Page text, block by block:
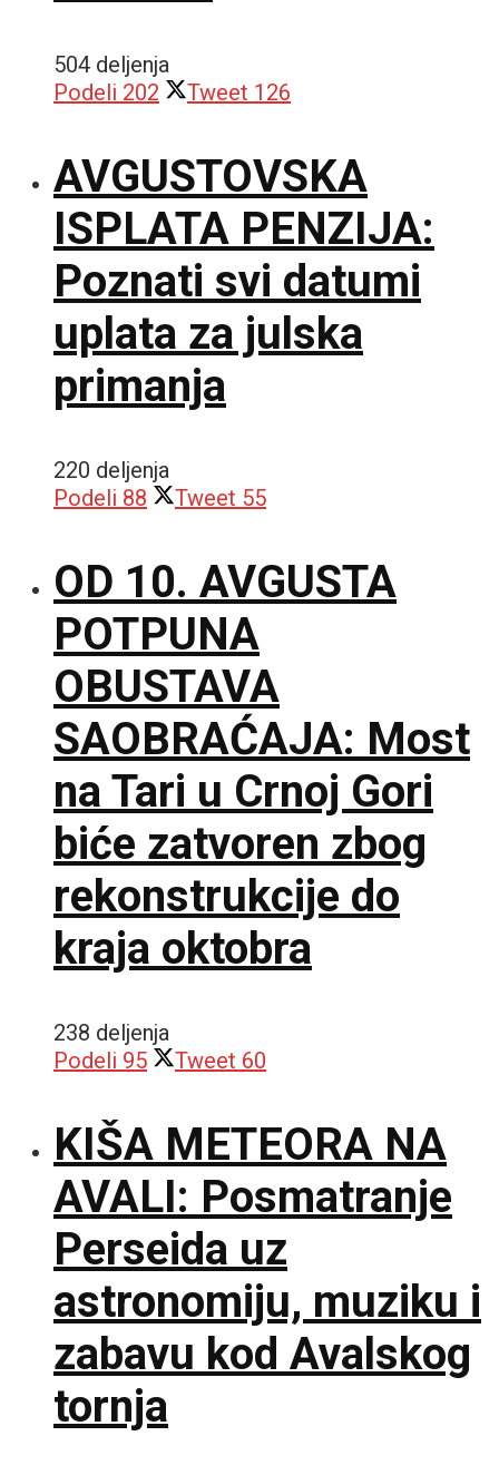
504 deljenja
Podeli 202 Tweet 126
AVGUSTOVSKA
ISPLATA PENZIJA:
Poznati svi datumi
uplata za julska
primanja
220 deljenja
Podeli 88 Tweet 55
OD 10. AVGUSTA
POTPUNA
OBUSTAVA
SAOBRAĆAJA: Most
na Tari u Crnoj Gori
biće zatvoren zbog
rekonstrukcije do
kraja oktobra
238 deljenja
Podeli 95 Tweet 60
KIŠA METEORA NA
AVALI: Posmatranje
Perseida uz
astronomiju, muziku i
zabavu kod Avalskog
tornja